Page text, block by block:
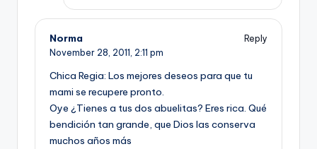
Norma
Reply
November 28, 2011, 2:11 pm
Chica Regia: Los mejores deseos para que tu
mami se recupere pronto.
Oye ¿Tienes a tus dos abuelitas? Eres rica. Qué
bendición tan grande, que Dios las conserva
muchos años más